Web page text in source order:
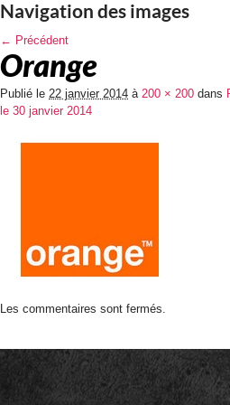
Navigation des images
← Précédent
Orange
Publié le 22 janvier 2014 à 200 × 200 dans
le 30 janvier 2014
Les commentaires sont fermés.